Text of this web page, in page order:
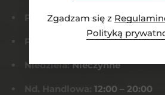
Zgadzam się z
Polityką
Pn-Czw:8:00 – 21:00
Pt-Sob: 8:00 – 22:00
Niedziela:Nieczynne
Nd. Handlowa: 12:00 – 20:00